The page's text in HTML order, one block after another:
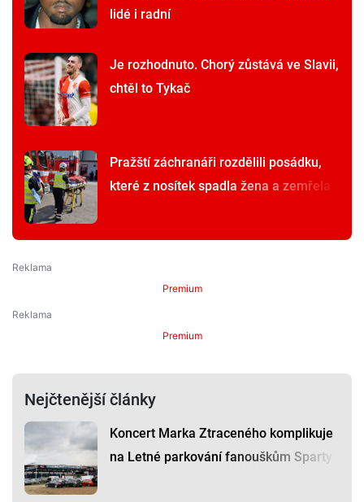
lidé i radní
Je rozhodnuto. Chorý zůstává ve Slavii,
chtěl to Tykač
Pražští záchranáři rozdělili posádku,
které z nosítek spadla žena a zemřela
Premium
Premium
Nejčtenější články
Koncert Marka Ztraceného komplikuje
na Letné parkování fanouškům Sparty